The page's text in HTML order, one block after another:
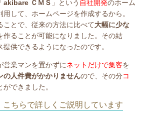
akibare ＣＭＳ 」という 自社開発のホーム
して、ホームページを作成するから。
ことで、従来の方法に比べて大幅に少な
作ることが可能になりました。その結
提供できるようになったのです。
営業マンを置かずにネットだけで集客を
の人件費がかかりませんので、その分コ
ができました。
ちらで詳しくご説明しています